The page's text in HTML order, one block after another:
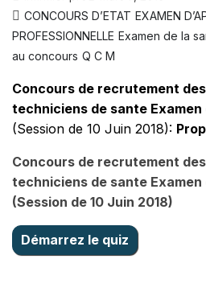
CONCOURS D’ETAT EXAMEN
PROFESSIONNELLE Examen de la
au concours Q C M
Concours de recrutement
techniciens de sante
(Session de 10 Juin 2018):
Concours de recrutement
techniciens de sante
(Session de 10 Juin 2018)